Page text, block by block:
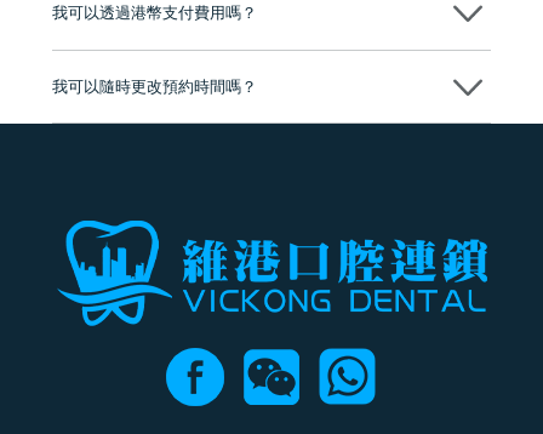
我可以透過港幣支付費用嗎？
我可以隨時更改預約時間嗎？
可以，請盡早通過wechat或whatsapp聯絡我們，告知我們你原本預約的